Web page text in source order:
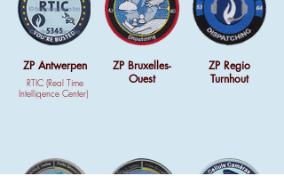
ZP Antwerpen
RTIC (Real Time
Intelligence Center)
ZP Bruxelles-
Ouest
ZP Regio
Turnhout